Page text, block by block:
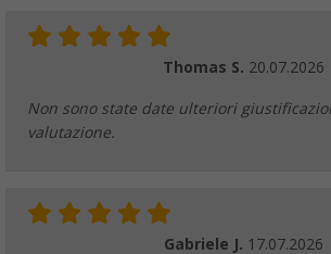
Thomas S. 20.07.2026
Non sono state date ulteriori
valutazione.
Gabriele J. 17.07.2026